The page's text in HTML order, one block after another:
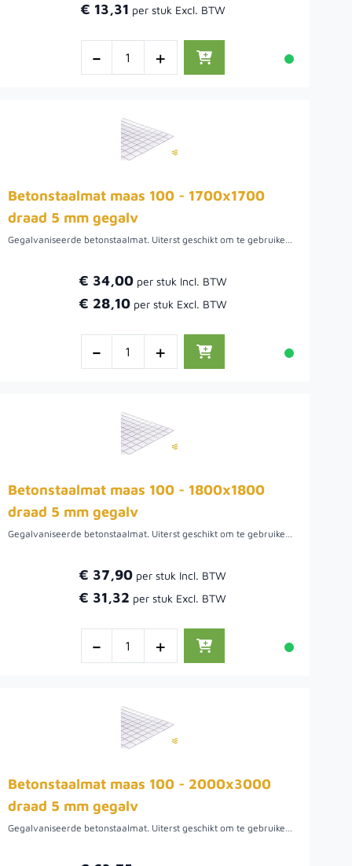
€ 13,31
- +
Betonstaalmat maas 100 - 1700x1700
draad 5 mm gegalv
Gegalvaniseerde betonstaalmat. Uiterst geschikt om te gebruiken als afscheiding waar beplanting beplanting door kan groeien. De maaswijdte van deze draadmatten is 10 cm. Het draad van de bouwstaalmat is 5 mm.Voordat de beplanting aangroeit is het mogelijk om het gaas te bekleden met natuurlijke afscheidingen. Hiermee wordt niet alleen wind tegengehouden, maar ook privacy gecreëerd.
€ 34,00
€ 28,10
- +
Betonstaalmat maas 100 - 1800x1800
draad 5 mm gegalv
Gegalvaniseerde betonstaalmat. Uiterst geschikt om te gebruiken als afscheiding waar beplanting beplanting door kan groeien. De maaswijdte van deze draadmatten is 10 cm. Het draad van de bouwstaalmat is 5 mm.Voordat de beplanting aangroeit is het mogelijk om het gaas te bekleden met natuurlijke afscheidingen. Hiermee wordt niet alleen wind tegengehouden, maar ook privacy gecreëerd.
€ 37,90
€ 31,32
- +
Betonstaalmat maas 100 - 2000x3000
draad 5 mm gegalv
Gegalvaniseerde betonstaalmat. Uiterst geschikt om te gebruiken als afscheiding waar beplanting beplanting door kan groeien. De maaswijdte van deze draadmatten is 10 cm. Het draad van de bouwstaalmat is 5 mm.Voordat de beplanting aangroeit is het mogelijk om het gaas te bekleden met natuurlijke afscheidingen. Hiermee wordt niet alleen wind tegengehouden, maar ook privacy gecreëerd.